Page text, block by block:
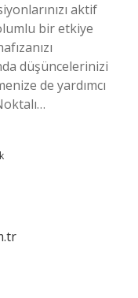
aktif
bir etkiye
düşüncelerinizi
de yardımcı